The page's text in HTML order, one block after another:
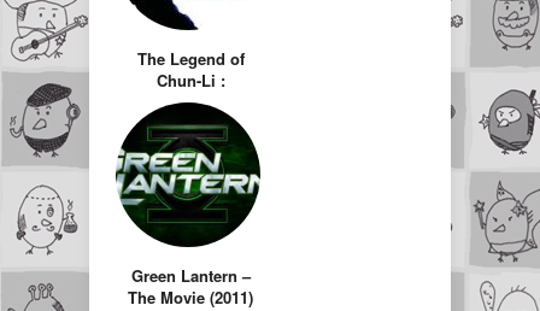
The Legend of
Chun-Li :
Légendairement
con
Green Lantern –
The Movie (2011)